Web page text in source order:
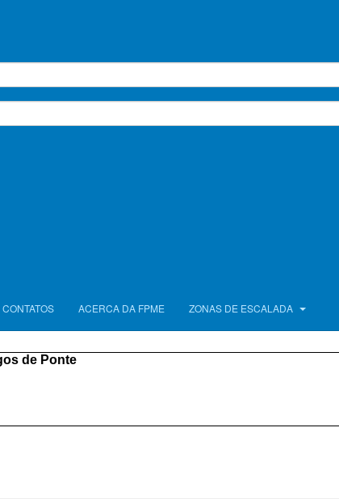
CONTATOS ACERCA DA FPME ZONAS DE ESCALADA
de Braga
e Escalada
de Ponte